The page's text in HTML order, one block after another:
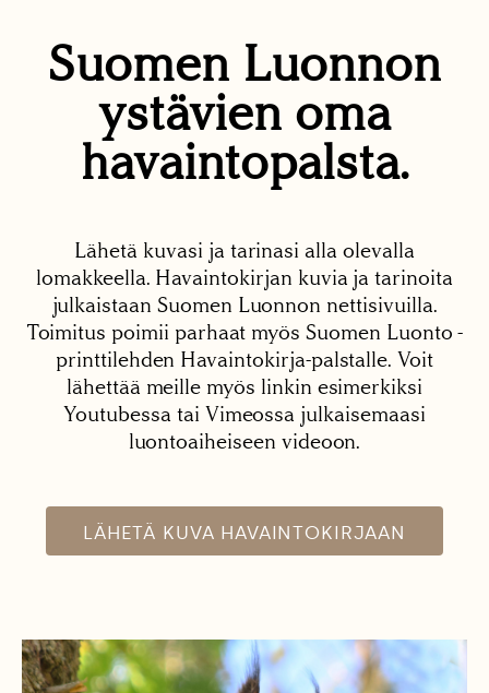
Suomen Luonnon
ystävien oma
havaintopalsta.
Lähetä kuvasi ja tarinasi alla olevalla
lomakkeella. Havaintokirjan kuvia ja tarinoita
julkaistaan Suomen Luonnon nettisivuilla.
Toimitus poimii parhaat myös Suomen Luonto -
printtilehden Havaintokirja-palstalle. Voit
lähettää meille myös linkin esimerkiksi
Youtubessa tai Vimeossa julkaisemaasi
luontoaiheiseen videoon.
LÄHETÄ KUVA HAVAINTOKIRJAAN